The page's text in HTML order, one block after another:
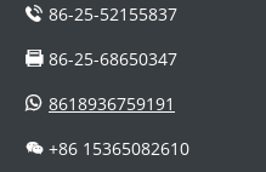
86-25-52155837
86-25-68650347
8618936759191
+86 15365082610